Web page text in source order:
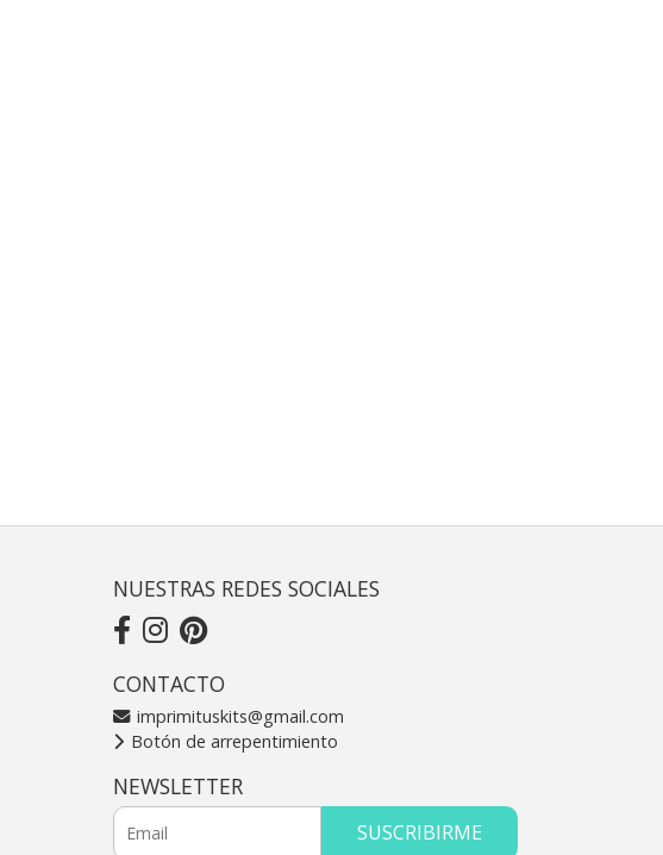
NUESTRAS REDES SOCIALES
CONTACTO
imprimituskits@gmail.com
Botón de arrepentimiento
NEWSLETTER
SUSCRIBIRME